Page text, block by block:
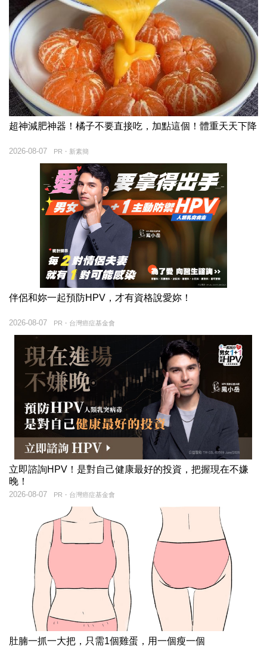
超神減肥神器！橘子不要直接吃，加點這個！體重天天下降
PR・新素簡
2026-08-07
伴侶和妳一起預防HPV，才有資格說愛妳！
PR・台灣癌症基金會
2026-08-07
立即諮詢HPV！是對自己健康最好的投資，把握現在不嫌
晚！
PR・台灣癌症基金會
2026-08-07
肚腩一抓一大把，只需1個雞蛋，用一個瘦一個